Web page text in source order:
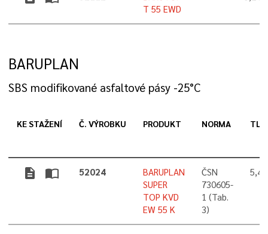
T 55 EWD
BARUPLAN
SBS modifikované asfaltové pásy -25°C
KE STAŽENÍ Č. VÝROBKU PRODUKT NORMA
description import_contacts 52024
BARUPLAN
SUPER
TOP KVD
EW 55 K
ČSN
730605-
1 (Tab.
3)
5,4